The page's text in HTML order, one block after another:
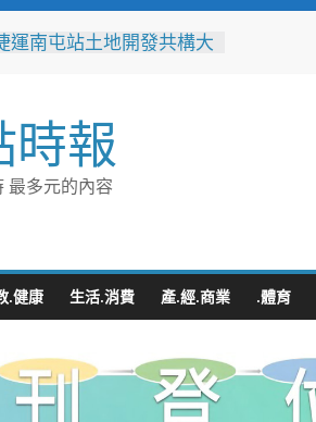
運南屯站土地開發共構大
父親節」暖心祝福
助的暖心守護 湖內警消
門化解獨居翁的危機
親節！《台中通
萬」助熊本震災重建
時報
最多元的內容
.健康 生活.消費 產.經.商業 .體育